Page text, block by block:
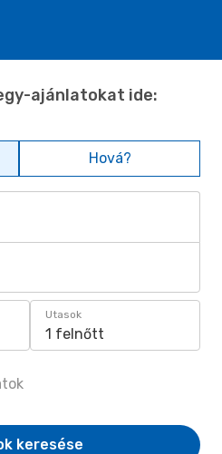
ajánlatokat ide:
Hová?
Utasok
1 felnőtt
keresése